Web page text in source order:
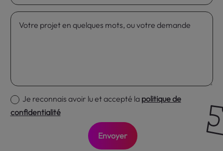
Je reconnais avoir lu et accepté la politique de
confidentialité
Envoyer